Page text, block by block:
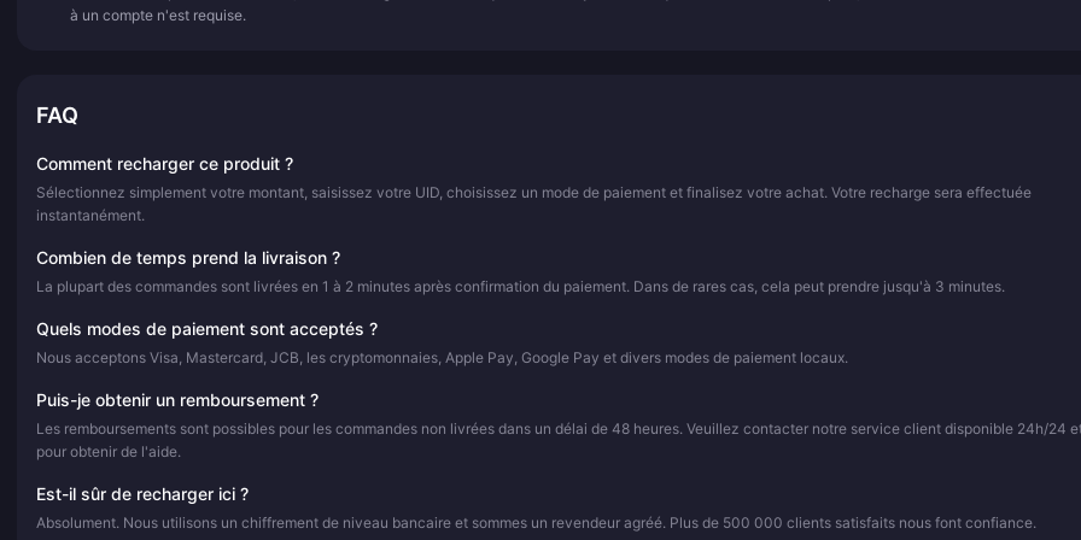
à un compte n'est requise.
FAQ
Comment recharger ce produit ?
Sélectionnez simplement votre montant, saisissez votre UID, choisissez un mode de paiement et finalisez votre achat. Votre recharge sera effectuée
instantanément.
Combien de temps prend la livraison ?
La plupart des commandes sont livrées en 1 à 2 minutes après confirmation du paiement. Dans de rares cas, cela peut prendre jusqu'à 3 minutes.
Quels modes de paiement sont acceptés ?
Nous acceptons Visa, Mastercard, JCB, les cryptomonnaies, Apple Pay, Google Pay et divers modes de paiement locaux.
Puis-je obtenir un remboursement ?
Les remboursements sont possibles pour les commandes non livrées dans un délai de 48 heures. Veuillez contacter notre service client disponible 24h/24
pour obtenir de l'aide.
Est-il sûr de recharger ici ?
Absolument. Nous utilisons un chiffrement de niveau bancaire et sommes un revendeur agréé. Plus de 500 000 clients satisfaits nous font confiance.